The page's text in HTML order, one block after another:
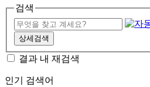
검색
상세검색
결과 내 재검색
인기 검색어